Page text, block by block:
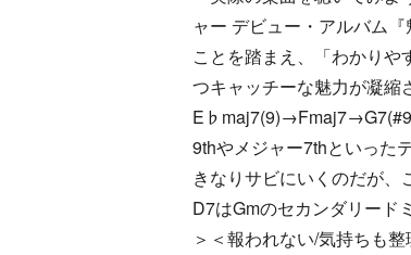
ャー デビュー・アルバム
ことを踏まえ、「わかり
つキャッチーな魅力が凝
9thやメジャー7thといった
きなりサビにいくのだが
D7はGmのセカンダリード
＞＜報われない/気持ちも